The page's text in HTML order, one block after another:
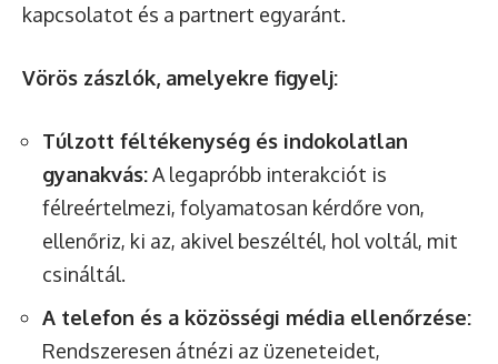
kapcsolatot és a partnert egyaránt.
Vörös zászlók, amelyekre figyelj:
Túlzott féltékenység és indokolatlan
gyanakvás:A legapróbb interakciót is
félreértelmezi, folyamatosan kérdőre von,
ellenőriz, ki az, akivel beszéltél, hol voltál, mit
csináltál.
A telefon és a közösségi média ellenőrzése:
Rendszeresen átnézi az üzeneteidet,